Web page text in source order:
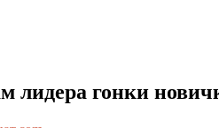
лидера гонки